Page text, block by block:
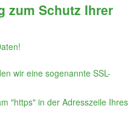
zum Schutz Ihrer
wir eine sogenannte SSL-
"https" in der Adresszeile Ihres